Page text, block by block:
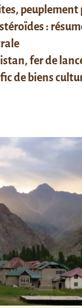
:
fer de
de biens